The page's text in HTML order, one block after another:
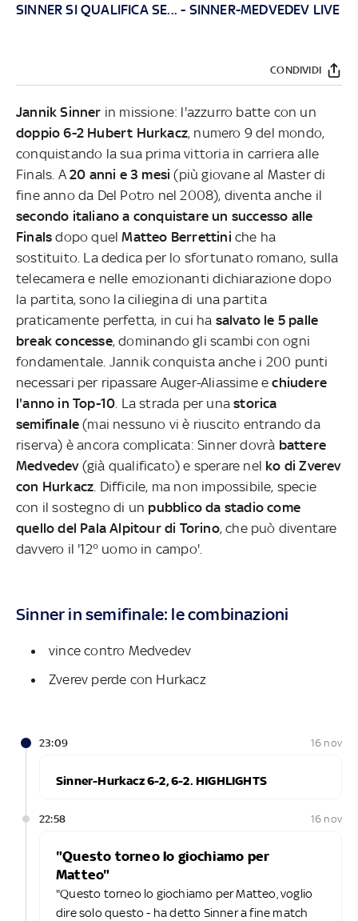
SINNER SI QUALIFICA SE... - SINNER-MEDVEDEV LIVE
CONDIVIDI
Jannik Sinner in missione: l'azzurro batte con un
doppio 6-2 Hubert Hurkacz, numero 9 del mondo,
conquistando la sua prima vittoria in carriera alle
Finals. A20 anni e 3 mesi (più giovane al Master di
fine anno da Del Potro nel 2008), diventa anche il
secondo italiano a conquistare un successo alle
Finals dopo quelMatteo Berrettini che ha
sostituito. La dedica per lo sfortunato romano, sulla
telecamera e nelle emozionanti dichiarazione dopo
la partita, sono la ciliegina di una partita
praticamente perfetta, in cui ha salvato le 5 palle
break concesse, dominando gli scambi con ogni
fondamentale. Jannik conquista anche i 200 punti
necessari per ripassare Auger-Aliassime echiudere
l'anno in Top-10 . La strada per unastorica
semifinale (mai nessuno vi è riuscito entrando da
riserva) è ancora complicata: Sinner dovrà battere
Medvedev(già qualificato) e sperare nel ko di Zverev
con Hurkacz . Difficile, ma non impossibile, specie
con il sostegno di un pubblico da stadio come
quello del Pala Alpitour di Torino, che può diventare
davvero il '12° uomo in campo'.
Sinner in semifinale: le combinazioni
vince contro Medvedev
Zverev perde con Hurkacz
23:09 16 nov
Sinner-Hurkacz 6-2, 6-2. HIGHLIGHTS
22:58 16 nov
"Questo torneo lo giochiamo per
Matteo"
"Questo torneo lo giochiamo per Matteo, voglio
dire solo questo - ha detto Sinner a fine match